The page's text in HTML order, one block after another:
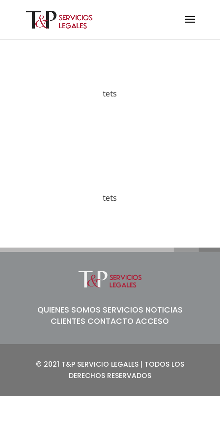
tets
tets
QUIENES SOMOS SERVICIOS NOTICIAS
CLIENTES CONTACTOACCESO
© 2021 T&P SERVICIO LEGALES | TODOS LOS
DERECHOS RESERVADOS